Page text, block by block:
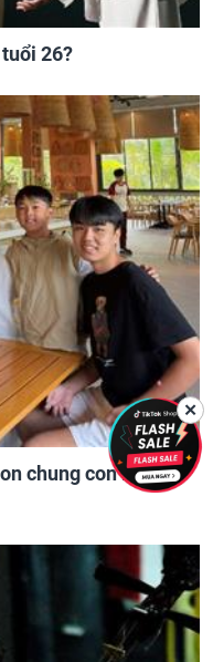
26?
chung con riêng
✕